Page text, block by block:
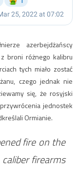
azerbejdżańscy
broni różnego kalibru
tych miało zostać
czego jednak nie
się, że rosyjski
jednostek
Ormianie.
fire on the
firearms